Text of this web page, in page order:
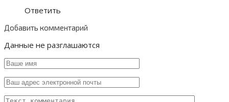
Ответить
Добавить комментарий
Данные не разглашаются